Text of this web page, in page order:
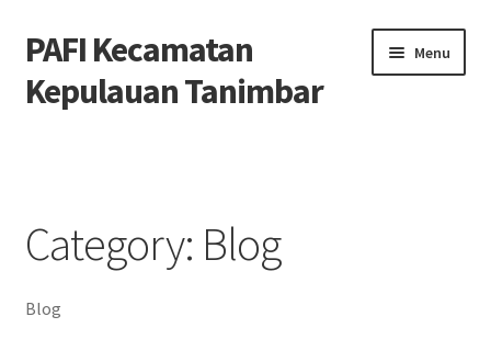
Skip
to
navigation
Skip
to
content
PAFI Kecamatan
Kepulauan Tanimbar
Menu
Privacy Policy
Tentang Kami
Category: Blog
Blog